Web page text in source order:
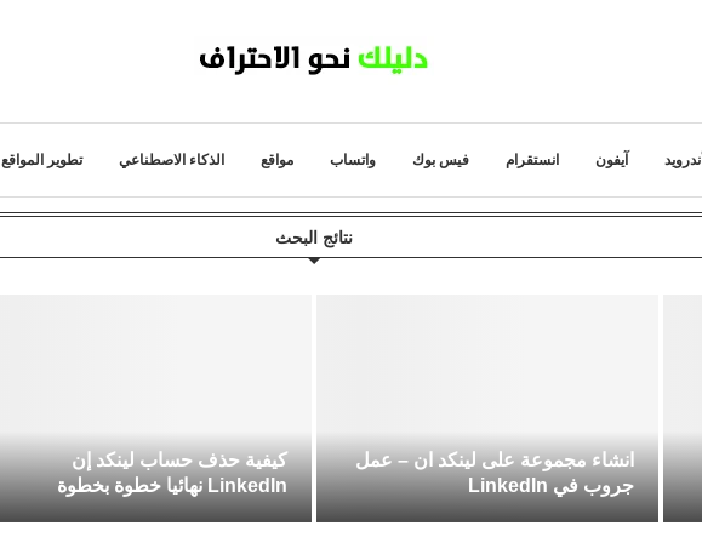
أندرويد آيفون انستقرام فيس بوك واتساب مواقع الذكاء الاصطناعي تطوير المواقع
نتائج البحث
كيفية حذف حساب لينكد إن
LinkedIn نهائيا خطوة بخطوة
انشاء مجموعة على لينكد ان – عمل
جروب في LinkedIn